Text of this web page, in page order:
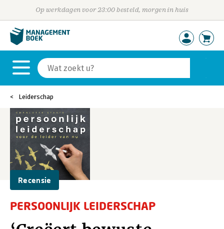
Op werkdagen voor 23:00 besteld, morgen in huis
Leiderschap
Recensie
PERSOONLIJK LEIDERSCHAP